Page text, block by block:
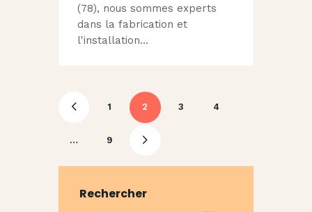
(78), nous sommes experts
dans la fabrication et
l'installation…
1 2 3 4
… 9
Rechercher